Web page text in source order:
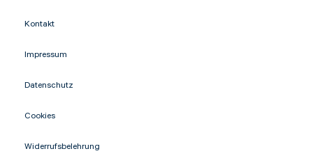
Kontakt
Impressum
Datenschutz
Cookies
Widerrufsbelehrung